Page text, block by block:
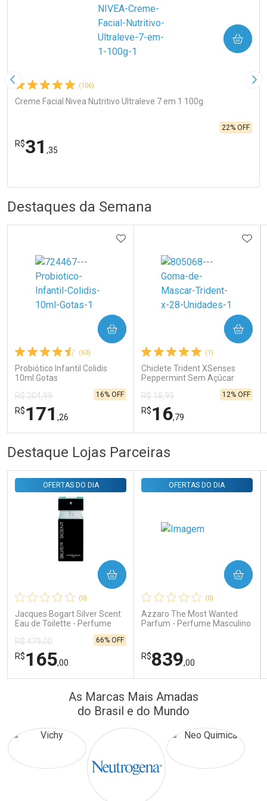
Imagem Anterior (106)
Creme Facial Nivea Nutritivo Ultraleve 7 em 1 100g
R$31 ,35
22% OFF
COMPRAR
Laboratório
Ativar Desconto
Comprar sem Desconto
Comprar sem Desconto
Destaques da Semana
(63)
Probiótico Infantil Colidis
10ml Gotas
R$ 204,99
R$171 ,26
16% OFF
ADICIONAR AOS FAVORITOS
COMPRAR
FECHAR
Laboratório
Comprar sem Desconto
Por R$ 171,26/cada
FECHAR
Por Menos
Comprar sem Desconto
Por R$ 171,26/cada
(1)
Chiclete Trident XSenses
Peppermint Sem Açúcar
R$ 18,99
R$16,79
12% OFF
COMPRAR
Comprar sem Desconto
Por R$ 16,79/cada
Por Menos
Comprar sem Desconto
Por R$ 16,79/cada
Destaque Lojas Parceiras
(0)
Jacques Bogart Silver Scent
Eau de Toilette - Perfume
OFERTAS DO DIA
R$ 479,00
R$165,00
66% OFF
COMPRAR
FECHAR
FECHAR
Por Menos
(0)
Azzaro The Most Wanted
Parfum - Perfume Masculino
OFERTAS DO DIA
R$839,00
COMPRAR
Laboratório
Por Menos
As Marcas Mais Amadas
do Brasil e do Mundo